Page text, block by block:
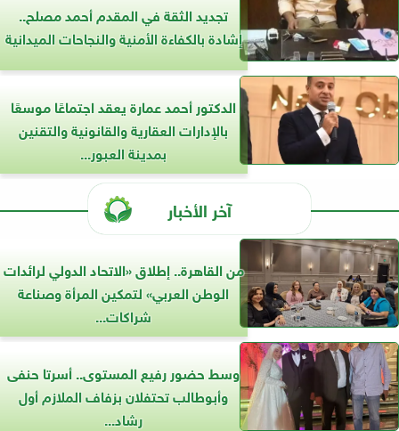
تجديد الثقة في المقدم أحمد مصلح..
إشادة بالكفاءة الأمنية والنجاحات الميدانية
الدكتور أحمد عمارة يعقد اجتماعًا موسعًا
بالإدارات العقارية والقانونية والتقنين
بمدينة العبور...
آخر الأخبار
من القاهرة.. إطلاق «الاتحاد الدولي لرائدات
الوطن العربي» لتمكين المرأة وصناعة
شراكات...
وسط حضور رفيع المستوى.. أسرتا حنفى
وأبوطالب تحتفلان بزفاف الملازم أول
رشاد...